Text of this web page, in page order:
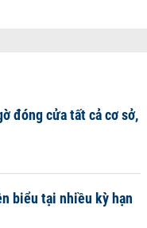
đóng cửa tất cả cơ sở,
biểu tại nhiều kỳ hạn